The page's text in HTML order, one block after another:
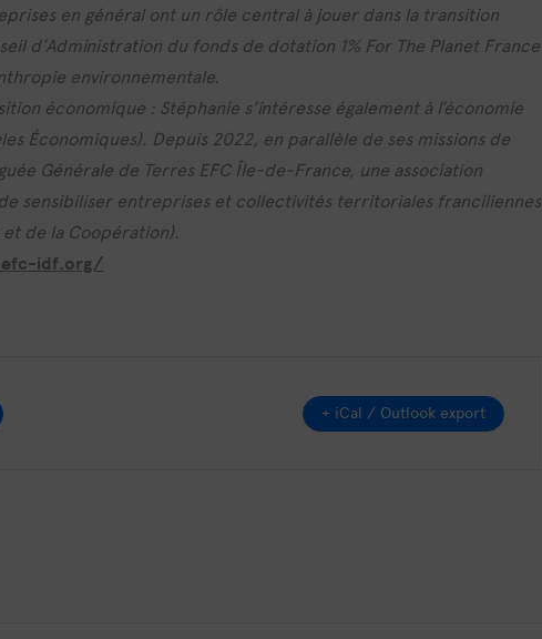
en général ont un rôle central à jouer dans la transition
d’Administration du fonds de dotation 1% For The Planet France
environnementale.
économique : Stéphanie s’intéresse également à l’économie
Économiques). Depuis 2022, en parallèle de ses missions de
Générale de Terres EFC Île-de-France, une association
de sensibiliser entreprises et collectivités territoriales franciliennes
et de la Coopération).
idf.org/
+ iCal / Outlook export